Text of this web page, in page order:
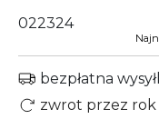
022324
bezpłatna
zwrot przez rok